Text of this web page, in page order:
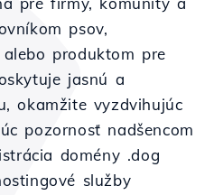
psov,
produktom pre
jasnú a
okamžite vyzdvihujúc
pozornosť nadšencom
domény .dog
služby